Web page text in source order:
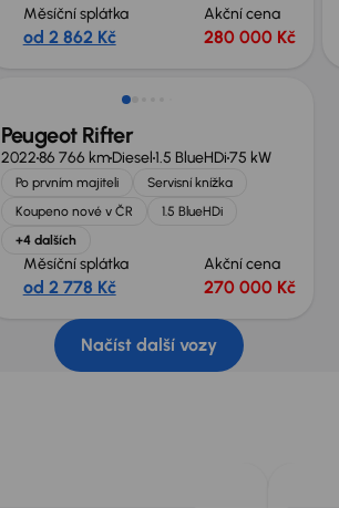
Měsíční splátka
od 2 862 Kč
Akční cena
280 000 Kč
Zlevněno o 20 000 Kč
Peugeot Rifter
202286 766 kmDiesel1.5 BlueHDi75 kW
Po prvním majiteli
Servisní knížka
Koupeno nové v ČR
1.5 BlueHDi
+4 dalších
Měsíční splátka
od 2 778 Kč
Akční cena
270 000 Kč
Načíst další vozy